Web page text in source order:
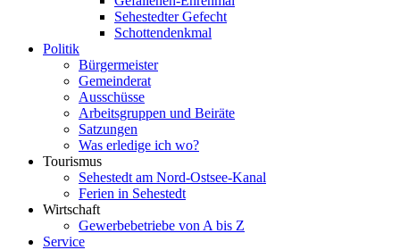
Sehestedter Gefecht
Schottendenkmal
Politik
Bürgermeister
Gemeinderat
Ausschüsse
Arbeitsgruppen und Beiräte
Satzungen
Was erledige ich wo?
Tourismus
Sehestedt am Nord-Ostsee-Kanal
Ferien in Sehestedt
Wirtschaft
Gewerbebetriebe von A bis Z
Service